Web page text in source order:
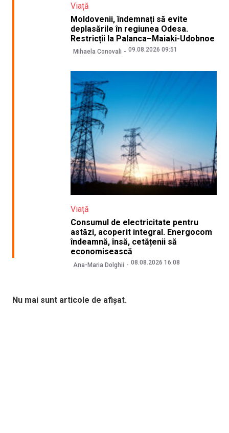
Viață
Moldovenii, îndemnați să evite
deplasările în regiunea Odesa.
Restricții la Palanca–Maiaki-Udobnoe
Mihaela Conovali 09.08.2026 09:51
Viață
Consumul de electricitate pentru
astăzi, acoperit integral. Energocom
îndeamnă, însă, cetățenii să
economisească
Ana-Maria Dolghii 08.08.2026 16:08
Nu mai sunt articole de afișat.